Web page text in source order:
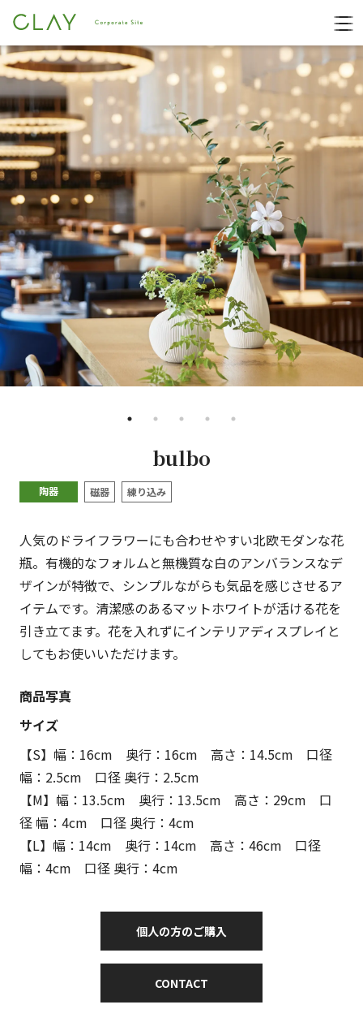
• • • • •
bulbo
陶器 磁器 練り込み
人気のドライフラワーにも合わせやすい北欧モダンな花
瓶。有機的なフォルムと無機質な白のアンバランスなデ
ザインが特徴で、シンプルながらも気品を感じさせるア
イテムです。清潔感のあるマットホワイトが活ける花を
引き立てます。花を入れずにインテリアディスプレイと
してもお使いいただけます。
商品写真
サイズ
【S】幅：16cm 奥行：16cm 高さ：14.5cm 口径
幅：2.5cm 口径 奥行：2.5cm
【M】幅：13.5cm 奥行：13.5cm 高さ：29cm 口
径 幅：4cm 口径 奥行：4cm
【L】幅：14cm 奥行：14cm 高さ：46cm 口径
幅：4cm 口径 奥行：4cm
個人の方のご購入
CONTACT